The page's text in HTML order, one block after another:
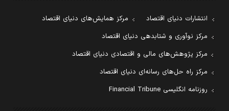
انتشارات دنیای اقتصاد
مرکز همایش‌های دنیای اقتصاد
مرکز نوآوری و شتابدهی دنیای اقتصاد
مرکز پژوهش‌های مالی و اقتصادی دنیای اقتصاد
مرکز راه حل‌های رسانه‌ای دنیای اقتصاد
روزنامه انگلیسی Financial Tribune